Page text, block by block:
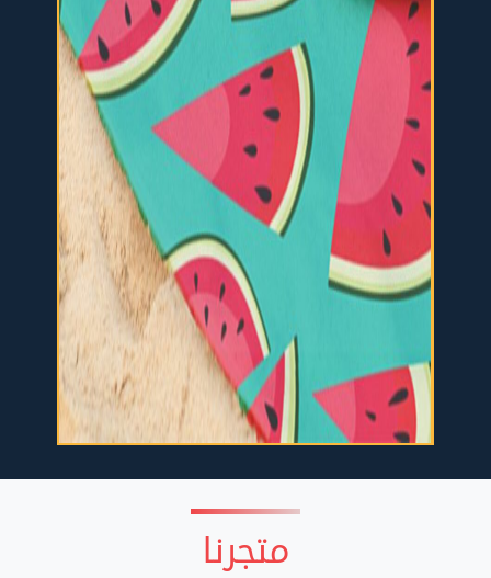
متجرنا